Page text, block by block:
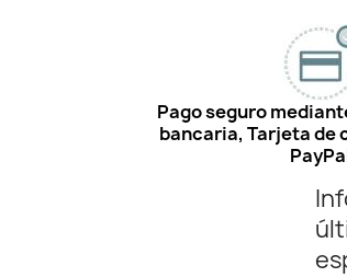
Pago seguro
bancaria, Tarjeta de